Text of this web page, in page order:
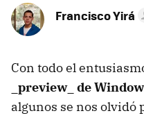
Francisco Yirá
Con todo el
_preview_ de
algunos se nos olvidó